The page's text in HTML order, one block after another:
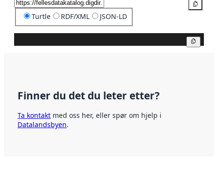
Turtle RDF/XML JSON-LD
Finner du det du leter etter?
Ta kontakt med oss her, eller spør om hjelp i
Datalandsbyen.